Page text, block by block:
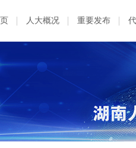
人大概况 重要发布